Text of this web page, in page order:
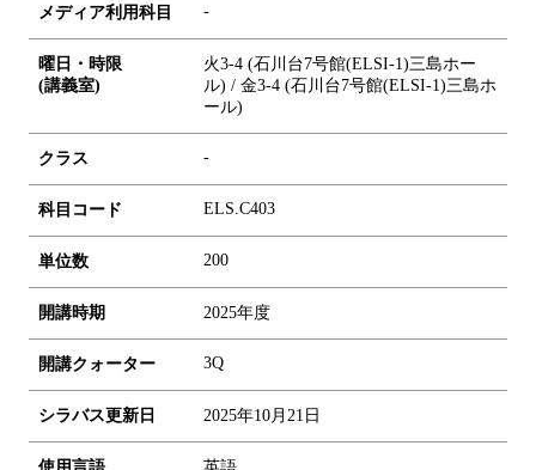
メディア利用科目 -
曜日・時限
(講義室)
火3-4 (石川台7号館(ELSI-1)三島ホー
ル) / 金3-4 (石川台7号館(ELSI-1)三島ホ
ール)
クラス -
科目コード ELS.C403
単位数 200
開講時期 2025年度
開講クォーター 3Q
シラバス更新日 2025年10月21日